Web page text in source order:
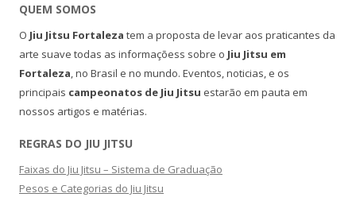
QUEM SOMOS
O Jiu Jitsu Fortaleza tem a proposta de levar aos praticantes da
arte suave todas as informaçõess sobre o Jiu Jitsu em
Fortaleza, no Brasil e no mundo. Eventos, noticias, e os
principais campeonatos de Jiu Jitsu estarão em pauta em
nossos artigos e matérias.
REGRAS DO JIU JITSU
Faixas do Jiu Jitsu – Sistema de Graduação
Pesos e Categorias do Jiu Jitsu